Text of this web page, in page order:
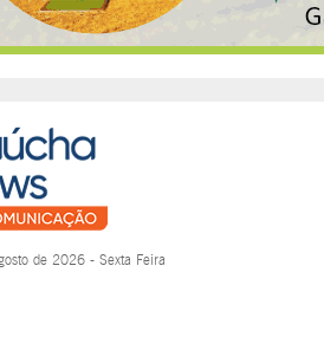
de 2026 - Sexta Feira